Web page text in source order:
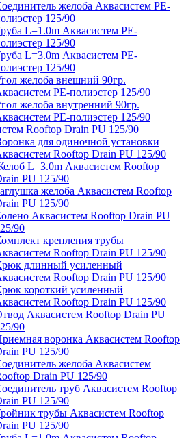
желоба Аквасистем PE-
125/90
L=1.0m Аквасистем PE-
125/90
L=3.0m Аквасистем PE-
125/90
желоба внешний 90гр.
PE-полиэстер 125/90
желоба внутренний 90гр.
PE-полиэстер 125/90
Rooftop Drain PU 125/90
для одиночной установки
Rooftop Drain PU 125/90
L=3.0m Аквасистем Rooftop
PU 125/90
желоба Аквасистем Rooftop
PU 125/90
Аквасистем Rooftop Drain PU
90
крепления трубы
Rooftop Drain PU 125/90
длинный усиленный
Rooftop Drain PU 125/90
короткий усиленный
Rooftop Drain PU 125/90
Аквасистем Rooftop Drain PU
90
воронка Аквасистем Rooftop
PU 125/90
желоба Аквасистем
Drain PU 125/90
труб Аквасистем Rooftop
PU 125/90
трубы Аквасистем Rooftop
PU 125/90